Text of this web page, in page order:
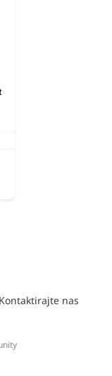
Kontaktirajte nas